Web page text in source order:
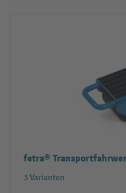
fetra®
3 Varianten